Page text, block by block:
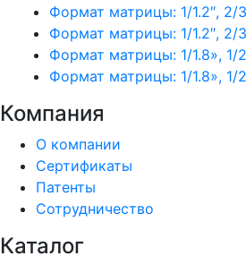
Формат матрицы: 1/1.2″, 2/
Формат матрицы: 1/1.2″, 2/
Формат матрицы: 1/1.8», 1/
Формат матрицы: 1/1.8», 1/
Компания
О компании
Сертификаты
Патенты
Сотрудничество
Каталог